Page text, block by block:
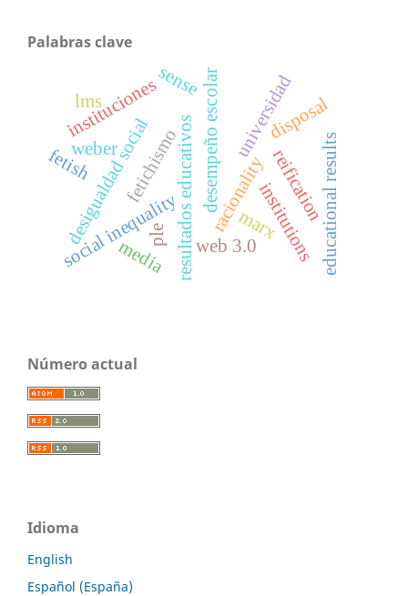
Palabras clave
universidad
fetichismoresultados educativosdesempeño escolar
social inequality
desigualdad social racionality
weber
institutions
instituciones
fetish
disposal
reification
marx educational results
media
ple
lms
web 3.0
sense
Número actual
Idioma
English
Español (España)